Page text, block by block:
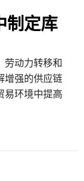
制定库
劳动力转移和
增强的供应链
易环境中提高